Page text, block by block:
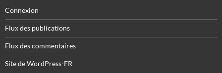
Connexion
Flux des publications
Flux des commentaires
Site de WordPress-FR